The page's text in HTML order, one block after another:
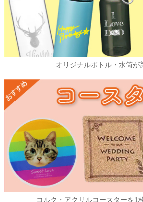
オリジナルボトル・水筒が
コルク・アクリルコースターを1